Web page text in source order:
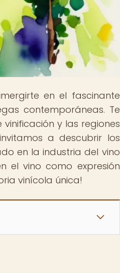
en el fascinante
contemporáneas. Te
y las regiones
a descubrir los
en la industria del vino
el vino como expresión
vinícola única!